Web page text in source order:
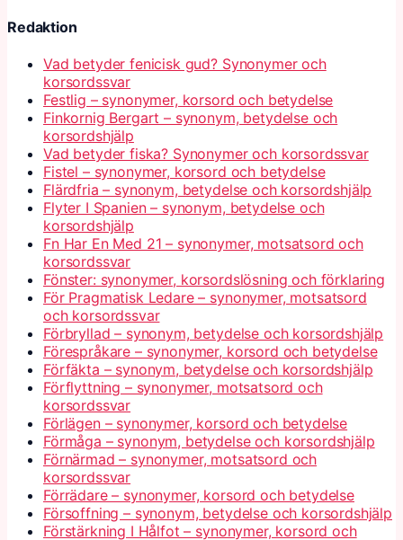
Redaktion
Vad betyder fenicisk gud? Synonymer och
korsordssvar
Festlig – synonymer, korsord och betydelse
Finkornig Bergart – synonym, betydelse och
korsordshjälp
Vad betyder fiska? Synonymer och korsordssvar
Fistel – synonymer, korsord och betydelse
Flärdfria – synonym, betydelse och korsordshjälp
Flyter I Spanien – synonym, betydelse och
korsordshjälp
Fn Har En Med 21 – synonymer, motsatsord och
korsordssvar
Fönster: synonymer, korsordslösning och förklaring
För Pragmatisk Ledare – synonymer, motsatsord
och korsordssvar
Förbryllad – synonym, betydelse och korsordshjälp
Förespråkare – synonymer, korsord och betydelse
Förfäkta – synonym, betydelse och korsordshjälp
Förflyttning – synonymer, motsatsord och
korsordssvar
Förlägen – synonymer, korsord och betydelse
Förmåga – synonym, betydelse och korsordshjälp
Förnärmad – synonymer, motsatsord och
korsordssvar
Förrädare – synonymer, korsord och betydelse
Försoffning – synonym, betydelse och korsordshjälp
Förstärkning I Hålfot – synonymer, korsord och